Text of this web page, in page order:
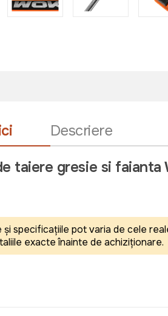
Descriere
taiere gresie si faianta
și specificațiile pot varia de cele
exacte înainte de achiziționare.